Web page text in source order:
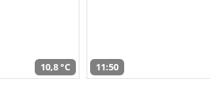
10,8 °C 11:50